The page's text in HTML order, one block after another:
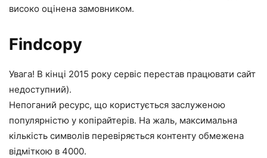
високо оцінена замовником.
Findcopy
Увага! В кінці 2015 року сервіс перестав працювати сайт
недоступний).
Непоганий ресурс, що користується заслуженою
популярністю у копірайтерів. На жаль, максимальна
кількість символів перевіряється контенту обмежена
відміткою в 4000.